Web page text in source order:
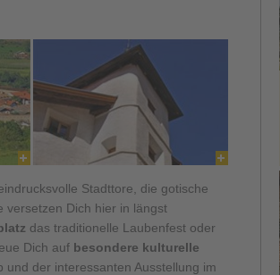
Stadttore, die gotische
versetzen Dich hier in längst
das traditionelle Laubenfest oder
Dich auf besondere kulturelle
der interessanten Ausstellung im